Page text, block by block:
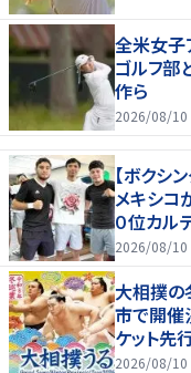
全米女子
ゴルフ部
作ら
2026/08/10
【ボクシ
メキシコ
０位カル
井上拓真
2026/08/10
大相撲の
市で開催
ケット先
2026/08/10